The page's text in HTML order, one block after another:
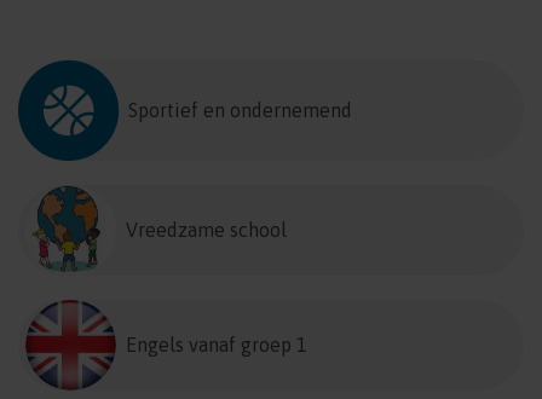
Sportief en ondernemend
Vreedzame school
Engels vanaf groep 1